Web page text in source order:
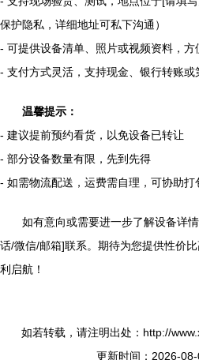
保护隐私，详细地址可私下沟通）
- 可提供设备清单、照片或视频资料，方
- 支付方式灵活，支持现金、银行转账或
温馨提示：
- 建议提前预约看货，以免设备已转让
- 部分设备数量有限，先到先得
- 如需物流配送，运费需自理，可协助打
如有意向或需要进一步了解设备详
话/微信/邮箱]联系。期待为您提供性价
利启航！
如若转载，请注明出处：http://
更新时间：2026-